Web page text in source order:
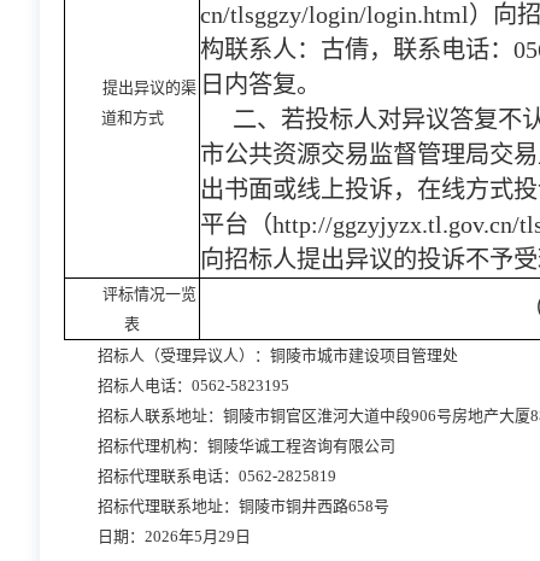
提出异议的渠
道和方式
cn/tlsggzy/login/login.html）向
构联系人：古倩，联系电话：
日内答复。
二、若投标人对异议答复不
市公共资源交易监督管理局交
出书面或线上投诉，在线方式
平台（http://ggzyjyzx.tl.gov.cn/
向招标人提出异议的投诉不予
评标情况一览
表
招标人（受理异议人）：铜陵市城市建设项目管理处
招标人电话： 0562-5823195
招标人联系地址：铜陵市铜官区淮河大道中段906号房地产大厦
招标代理机构：铜陵华诚工程咨询有限公司
招标代理联系电话： 0562-2825819
招标代理联系地址：铜陵市铜井西路658号
日期： 2026年5月29日